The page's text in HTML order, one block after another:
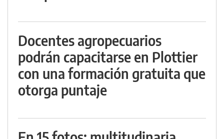
Docentes agropecuarios
podrán capacitarse en Plottier
con una formación gratuita que
otorga puntaje